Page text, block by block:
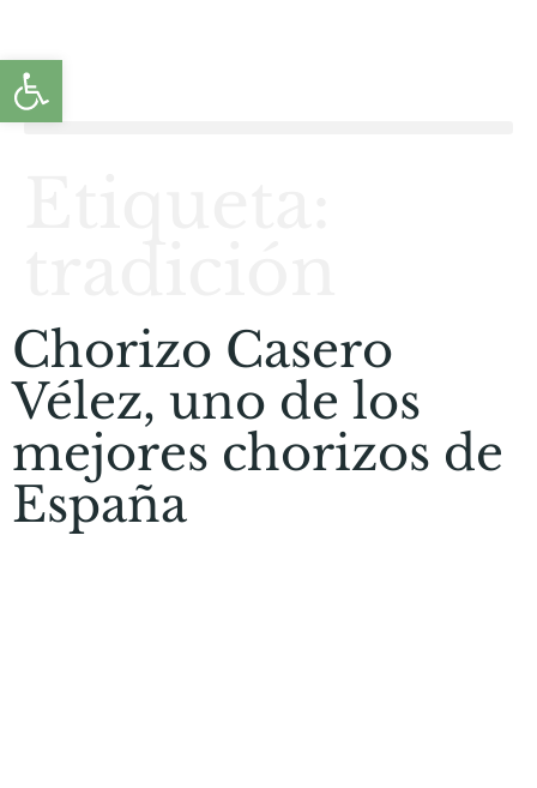
Chorizo Casero
Vélez, uno de los
mejores chorizos de
España
Abrir barra de herramientas